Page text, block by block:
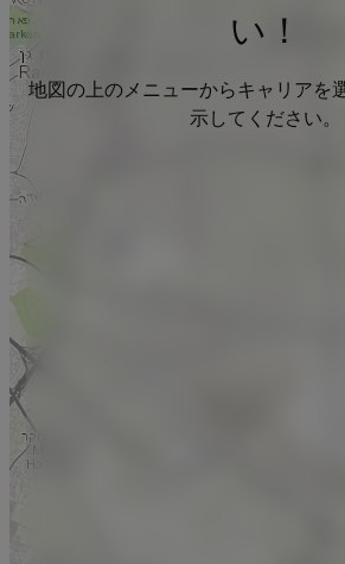
い！
地図の上のメニューからキャリアを
示してください。